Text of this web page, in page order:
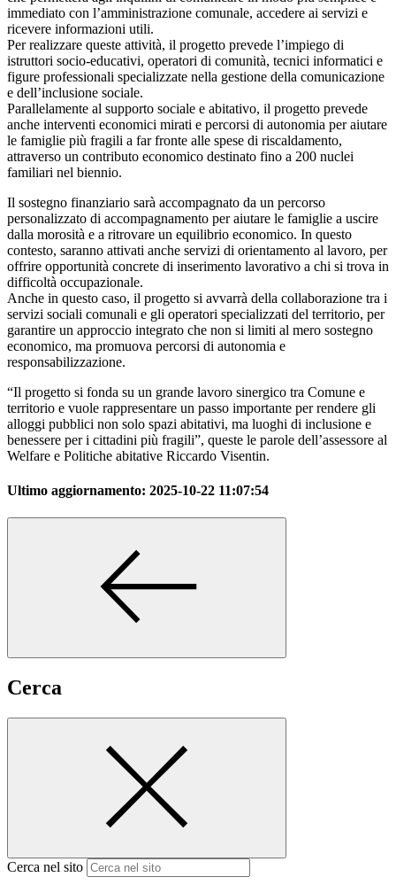
immediato con l’amministrazione comunale, accedere ai servizi e
ricevere informazioni utili.
Per realizzare queste attività, il progetto prevede l’impiego di
istruttori socio-educativi, operatori di comunità, tecnici informatici e
figure professionali specializzate nella gestione della comunicazione
e dell’inclusione sociale.
Parallelamente al supporto sociale e abitativo, il progetto prevede
anche interventi economici mirati e percorsi di autonomia per aiutare
le famiglie più fragili a far fronte alle spese di riscaldamento,
attraverso un contributo economico destinato fino a 200 nuclei
familiari nel biennio.
Il sostegno finanziario sarà accompagnato da un percorso
personalizzato di accompagnamento per aiutare le famiglie a uscire
dalla morosità e a ritrovare un equilibrio economico. In questo
contesto, saranno attivati anche servizi di orientamento al lavoro, per
offrire opportunità concrete di inserimento lavorativo a chi si trova in
difficoltà occupazionale.
Anche in questo caso, il progetto si avvarrà della collaborazione tra i
servizi sociali comunali e gli operatori specializzati del territorio, per
garantire un approccio integrato che non si limiti al mero sostegno
economico, ma promuova percorsi di autonomia e
responsabilizzazione.
“Il progetto si fonda su un grande lavoro sinergico tra Comune e
territorio e vuole rappresentare un passo importante per rendere gli
alloggi pubblici non solo spazi abitativi, ma luoghi di inclusione e
benessere per i cittadini più fragili”, queste le parole dell’assessore al
Welfare e Politiche abitative Riccardo Visentin.
Ultimo aggiornamento: 2025-10-22 11:07:54
Cerca
Cerca nel sito